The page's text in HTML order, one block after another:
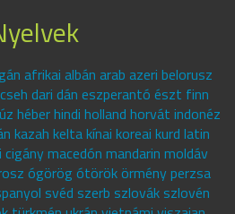
afrikai albán arab azeri belorusz
dari dán eszperantó észt finn
héber hindi holland horvát indonéz
kazah kelta kínai koreai kurd latin
macedón mandarin moldáv
ógörög ótörök örmény perzsa
svéd szerb szlovák szlovén